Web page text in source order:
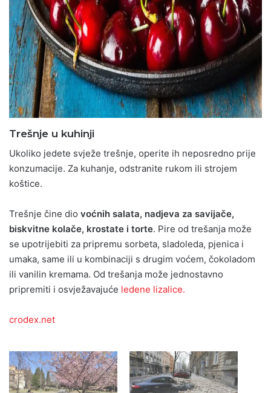
Trešnje u kuhinji
Ukoliko jedete svježe trešnje, operite ih neposredno prije
konzumacije. Za kuhanje, odstranite rukom ili strojem
koštice.
Trešnje čine dio voćnih salata, nadjeva za savijače,
biskvitne kolače, krostate i torte. Pire od trešanja može
se upotrijebiti za pripremu sorbeta, sladoleda, pjenica i
umaka, same ili u kombinaciji s drugim voćem, čokoladom
ili vanilin kremama. Od trešanja može jednostavno
pripremiti i osvježavajuće ledene lizalice.
crodex.net